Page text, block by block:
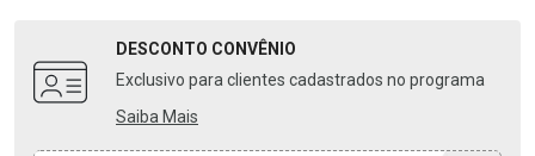
DESCONTO CONVÊNIO
Exclusivo para clientes cadastrados no programa
Saiba Mais